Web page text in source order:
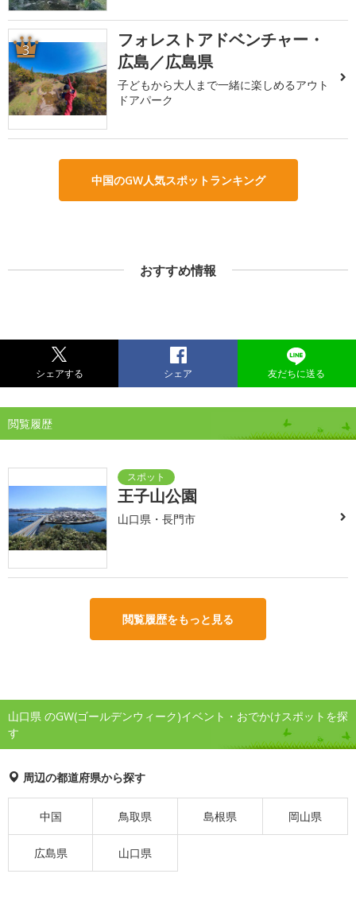
3
フォレストアドベンチャー・
広島／広島県
子どもから大人まで一緒に楽しめるアウト
ドアパーク
中国のGW人気スポットランキング
おすすめ情報
シェアする シェア 友だちに送る
閲覧履歴
王子山公園
山口県・長門市
閲覧履歴をもっと見る
山口県 のGW(ゴールデンウィーク)イベント・おでかけスポットを探
す
周辺の都道府県から探す
中国 鳥取県 島根県 岡山県
広島県 山口県